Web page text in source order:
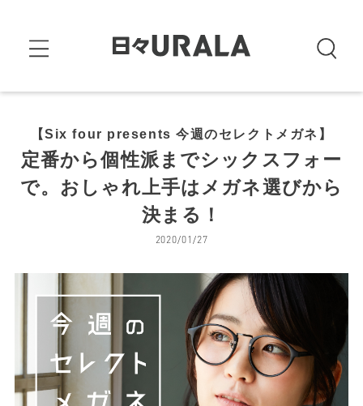
【Six four presents 今週のセレクトメガネ】
定番から個性派までシックスフォー
で。おしゃれ上手はメガネ選びから
決まる！
2020/01/27